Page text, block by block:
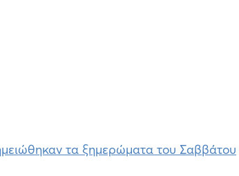
τα ξημερώματα του Σαββάτου